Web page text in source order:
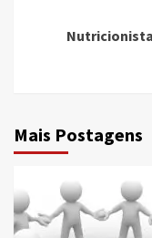
Mais Postagens